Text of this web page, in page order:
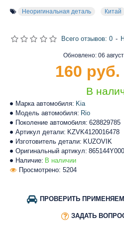
Неоригинальная деталь Китай
Наличие: В наличии
Марка автомобиля: Kia
Модель автомобиля: Rio
Поколение автомобиля: 628829785
Артикул детали: KZVK4120016478
Изготовитель детали: KUZOVIK
Оригинальный артикул: 865144Y000
Просмотрено: 5204
Обновлено: 06
В
Всего отзывов: 0 -
160 руб.
ПРОВЕРИТЬ
ЗАДАТЬ